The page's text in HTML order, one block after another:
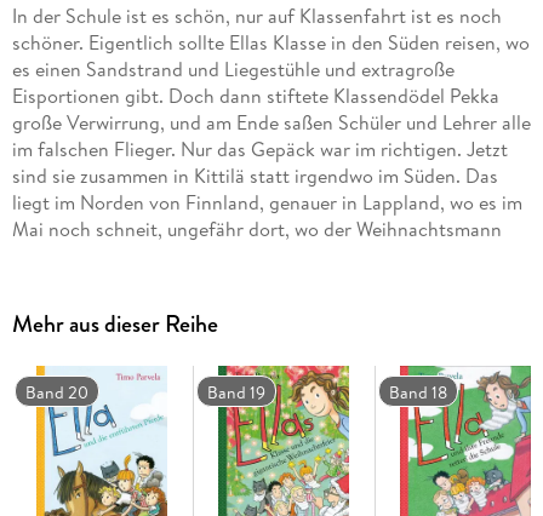
In der Schule ist es schön, nur auf Klassenfahrt ist es noch
schöner. Eigentlich sollte Ellas Klasse in den Süden reisen, wo
es einen Sandstrand und Liegestühle und extragroße
Eisportionen gibt. Doch dann stiftete Klassendödel Pekka
große Verwirrung, und am Ende saßen Schüler und Lehrer alle
im falschen Flieger. Nur das Gepäck war im richtigen. Jetzt
sind sie zusammen in Kittilä statt irgendwo im Süden. Das
liegt im Norden von Finnland, genauer in Lappland, wo es im
Mai noch schneit, ungefähr dort, wo der Weihnachtsmann
Abenteuer mit Ella.
Mehr aus dieser Reihe
Band 20 Band 19 Band 18